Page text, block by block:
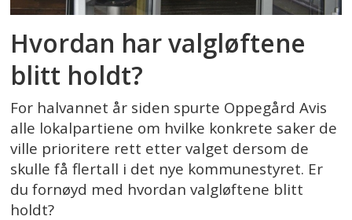
Hvordan har valgløftene
blitt holdt?
For halvannet år siden spurte Oppegård Avis
alle lokalpartiene om hvilke konkrete saker de
ville prioritere rett etter valget dersom de
skulle få flertall i det nye kommunestyret. Er
du fornøyd med hvordan valgløftene blitt
holdt?